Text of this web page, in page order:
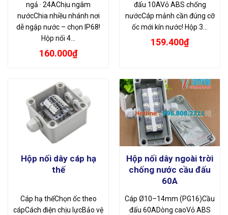
ngả · 24AChịu ngâm
nướcChia nhiều nhánh nơi
dễ ngập nước – chọn IP68!
Hộp nối 4…
160.000₫
đấu 10AVỏ ABS chống
nướcCáp mảnh cần đúng cỡ
ốc mới kín nước! Hộp 3…
159.400₫
Hộp nối dây cáp hạ
thế
Cáp hạ thếChọn ốc theo
cápCách điện chịu lựcBảo vệ
Hộp nối dây ngoài trời
chống nước cầu đấu
60A
Cáp Ø10–14mm (PG16)Cầu
đấu 60ADòng caoVỏ ABS